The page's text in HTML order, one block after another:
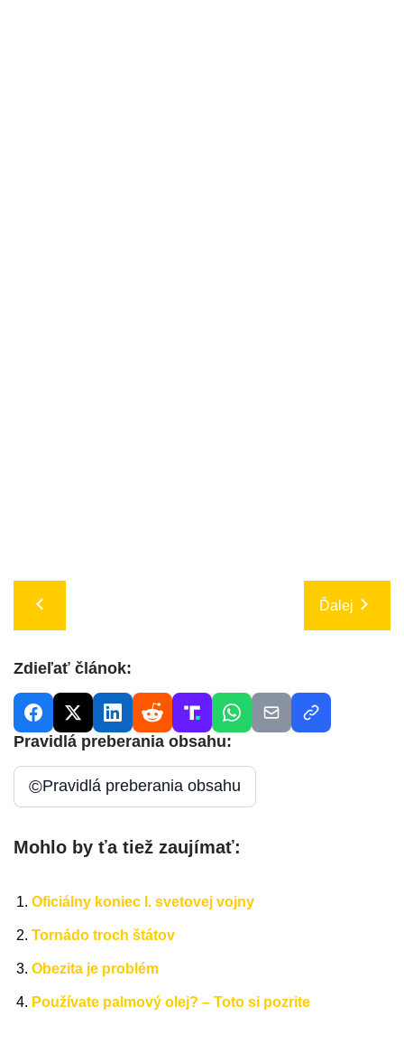
Ďalej
Zdieľať článok:
Pravidlá preberania obsahu:
©Pravidlá preberania obsahu
Mohlo by ťa tiež zaujímať:
Oficiálny koniec I. svetovej vojny
Tornádo troch štátov
Obezita je problém
Používate palmový olej? – Toto si pozrite